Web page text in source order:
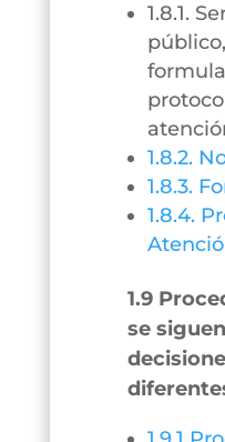
1.8.1.
1.8.2.
1.8.3.
1.8.4.
1.9
se